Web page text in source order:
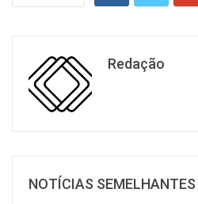
Redação
NOTÍCIAS SEMELHANTES